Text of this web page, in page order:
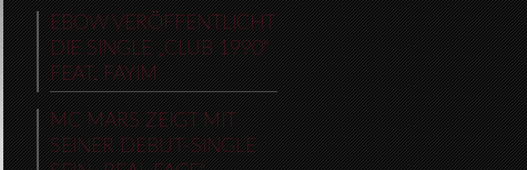
EBOW VERÖFFENTLICHT
DIE SINGLE „CLUB 1990“
FEAT. FAYIM
MC MARS ZEIGT MIT
SEINER DEBUT-SINGLE